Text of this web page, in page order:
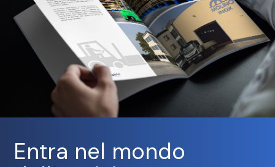
Entra nel mondo